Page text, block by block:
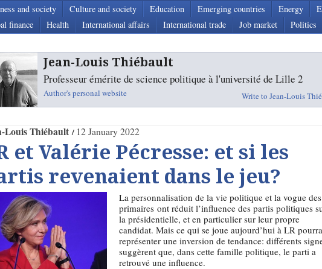
and society Culture and society Education Emerging countries Energy
finance
Health International affairs International trade Job market Politics
Jean-Louis Thiébault
Professeur émérite de science politique à l'université de Lille 2
Author's personal website Write to Jean-Louis
Louis Thiébault 12 January 2022
et Valérie Pécresse: et si les
revenaient dans le jeu?
La personnalisation de la vie politique et la vogue des
primaires ont réduit l’influence des partis politiques
la présidentielle, et en particulier sur leur propre
candidat. Mais ce qui se joue aujourd’hui à LR
représenter une inversion de tendance: différents
suggèrent que, dans cette famille politique, le parti a
retrouvé une influence.